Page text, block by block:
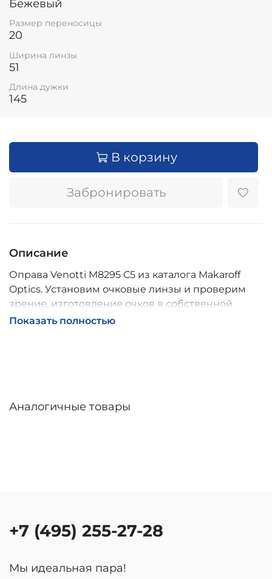
Бежевый
Размер переносицы
20
Ширина линзы
51
Длина дужки
145
В корзину
Забронировать
Описание
Оправа Venotti M8295 C5 из каталога Makaroff
Optics. Установим очковые линзы и проверим
зрение, изготовление очков в собственной
мастерской, обычно 2–5 дней, индивидуальные
Показать полностью
Аналогичные товары
+7 (495) 255-27-28
Мы идеальная пара!